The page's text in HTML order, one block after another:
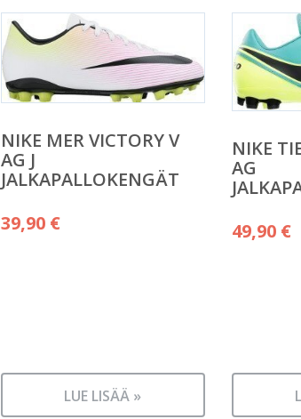
NIKE MER VICTORY V
AG J
JALKAPALLOKENGÄT
39,90 €
LUE LISÄÄ »
NIKE
AG
49,90 €